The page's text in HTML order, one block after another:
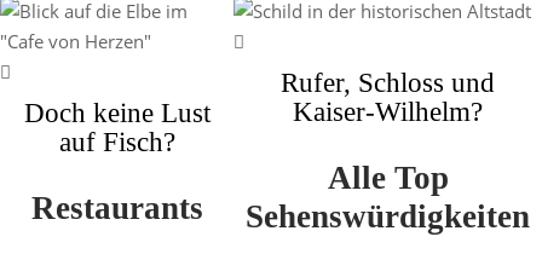
Doch keine Lust
auf Fisch?
Restaurants
Rufer, Schloss und
Kaiser-Wilhelm?
Alle Top
Sehenswürdigkeiten